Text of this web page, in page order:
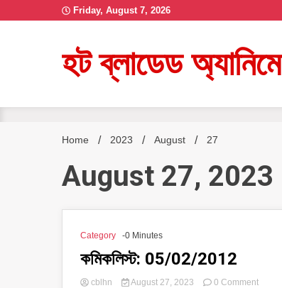
to
Friday, August 7, 2026
হট ব্লাডেড অ্যানিমে
Home 2023 August 27
August 27, 2023
Category -0 Minutes
কমিকলিস্ট: 05/02/2012
cblhn August 27, 2023 0 Commenton